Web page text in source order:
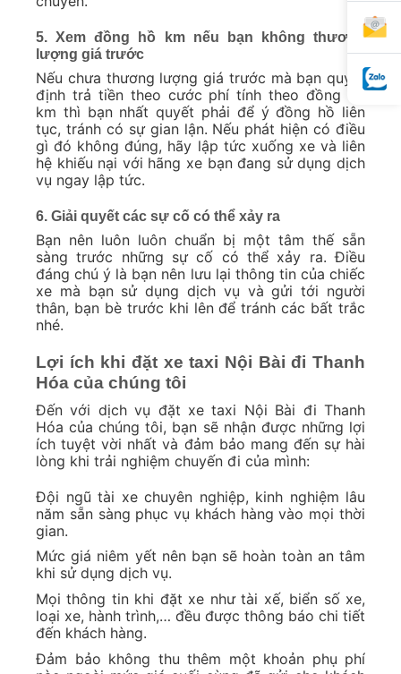
5. Xem đồng hồ km nếu bạn không thương
lượng giá trước
Nếu chưa thương lượng giá trước mà bạn quyết
định trả tiền theo cước phí tính theo đồng hồ
km thì bạn nhất quyết phải để ý đồng hồ liên
tục, tránh có sự gian lận. Nếu phát hiện có điều
gì đó không đúng, hãy lập tức xuống xe và liên
hệ khiếu nại với hãng xe bạn đang sử dụng dịch
vụ ngay lập tức.
6. Giải quyết các sự cố có thể xảy ra
Bạn nên luôn luôn chuẩn bị một tâm thế sẵn
sàng trước những sự cố có thể xảy ra. Điều
đáng chú ý là bạn nên lưu lại thông tin của chiếc
xe mà bạn sử dụng dịch vụ và gửi tới người
thân, bạn bè trước khi lên để tránh các bất trắc
nhé.
Lợi ích khi đặt xe taxi Nội Bài đi Thanh
Hóa của chúng tôi
Đến với dịch vụ đặt xe taxi Nội Bài đi Thanh
Hóa của chúng tôi, bạn sẽ nhận được những lợi
ích tuyệt vời nhất và đảm bảo mang đến sự hài
lòng khi trải nghiệm chuyến đi của mình:
Đội ngũ tài xe chuyên nghiệp, kinh nghiệm lâu
năm sẵn sàng phục vụ khách hàng vào mọi thời
gian.
Mức giá niêm yết nên bạn sẽ hoàn toàn an tâm
khi sử dụng dịch vụ.
Mọi thông tin khi đặt xe như tài xế, biển số xe,
loại xe, hành trình,… đều được thông báo chi tiết
đến khách hàng.
Đảm bảo không thu thêm một khoản phụ phí